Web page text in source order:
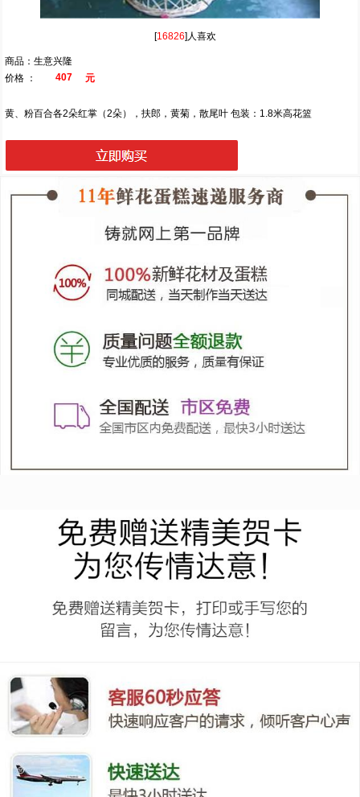
[16826]人喜欢
商品：生意兴隆
价格 ：
407 元
黄、粉百合各2朵红掌（2朵），扶郎，黄菊，散尾叶 包装：1.8米高花篮